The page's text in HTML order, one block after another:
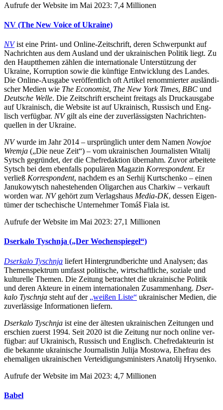
Aufrufe der Website im Mai 2023: 7,4 Millionen
NV (The New Voice of Ukraine)
NVist eine Print- und Online-Zeit­schrift, deren Schwer­punkt auf
Nach­rich­ten aus dem Ausland und der ukrai­ni­schen Politik liegt. Zu
den Haupt­the­men zählen die inter­na­tio­nale Unter­stüt­zung der
Ukraine, Kor­rup­tion sowie die künf­tige Ent­wick­lung des Landes.
Die Online-Ausgabe ver­öf­fent­lich oft Artikel renom­mier­ter aus­län­di­
scher Medien wie The Eco­no­mist, The New York Times, BBC und
Deut­sche Welle. Die Zeit­schrift erscheint frei­tags als Druck­aus­gabe
auf Ukrai­nisch, die Website ist auf Ukrai­nisch, Rus­sisch und Eng­
lisch ver­füg­bar. NVgilt als eine der zuver­läs­sigs­ten Nach­rich­ten­
quel­len in der Ukraine.
NVwurde im Jahr 2014 – ursprüng­lich unter dem Namen Nowjoe
Wremja („Die neue Zeit“) – vom ukrai­ni­schen Jour­na­lis­ten Witalij
Sytsch gegrün­det, der die Chef­re­dak­tion über­nahm. Zuvor arbei­tete
Sytsch bei dem eben­falls popu­lä­ren Magazin Kor­re­spon­dent. Er
verließ Kor­re­spon­dent, nachdem es an Serhij Kur­tschenko – einen
Janu­ko­wytsch nahe­ste­hen­den Olig­ar­chen aus Charkiw – ver­kauft
worden war. NVgehört zum Ver­lags­haus Media-DK, dessen Eigen­
tü­mer der tsche­chi­sche Unter­neh­mer Tomáš Fiala ist.
Aufrufe der Website im Mai 2023: 27,1 Millionen
Dser­kalo Tyschnja („Der Wochenspiegel“)
Dser­kalo Tyschnja liefert Hin­ter­grund­be­richte und Ana­ly­sen; das
The­men­spek­trum umfasst poli­ti­sche, wirt­schaft­li­che, soziale und
kul­tu­relle Themen. Die Zeitung betrach­tet die ukrai­ni­sche Politik
und deren Akteure in einem inter­na­tio­na­len Zusam­men­hang. Dser­
kalo Tyschnja steht auf der „weißen Liste“ ukrai­ni­scher Medien, die
zuver­läs­sige Infor­ma­tio­nen liefern.
Dser­kalo Tyschnja ist eine der ältes­ten ukrai­ni­schen Zei­tun­gen und
erschien zuerst 1994. Seit 2020 ist die Zeitung nur noch online ver­
füg­bar: auf Ukrai­nisch, Rus­sisch und Eng­lisch. Chef­re­dak­teu­rin ist
die bekannte ukrai­ni­sche Jour­na­lis­tin Julija Mostowa, Ehefrau des
ehe­ma­li­gen ukrai­ni­schen Ver­tei­di­gungs­mi­nis­ters Ana­to­lij Hrysenko.
Aufrufe der Website im Mai 2023: 4,7 Millionen
Babel